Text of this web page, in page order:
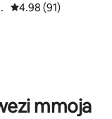
11
Ukadiriaji wa wastani
4.98 (91)
mmoja